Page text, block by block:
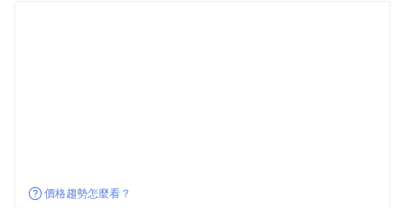
價格趨勢怎麼看？